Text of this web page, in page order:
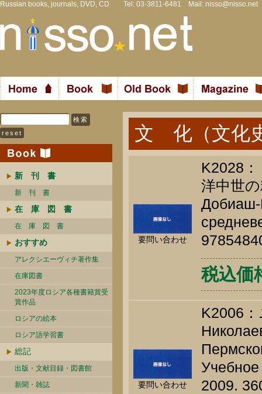
Russian books, journals, DVD, CD Tel: 03-3811-6481 Mail: nisso@nisso.net
新 刊 書
新 刊 書
在 庫 図 書
在 庫 図 書
おすすめ
アレクシエーヴィチ著作集
在庫図書
2023年度ロシア各種書籍賞受
賞作品
ロシアの絵本
ロシア語学習書
総記
出版・文献目録・図書館
新聞・雑誌
文 化（文化
要問い合わせ
K2028
洋中世
Добиаш-
税込価
要問い合わせ
K2006
2009.